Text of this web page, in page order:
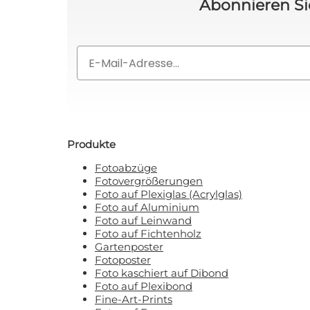
Abonnieren
Produkte
Fotoabzüge
Fotovergrößerungen
Foto auf Plexiglas (Acrylglas)
Foto auf Aluminium
Foto auf Leinwand
Foto auf Fichtenholz
Gartenposter
Fotoposter
Foto kaschiert auf Dibond
Foto auf Plexibond
Fine-Art-Prints